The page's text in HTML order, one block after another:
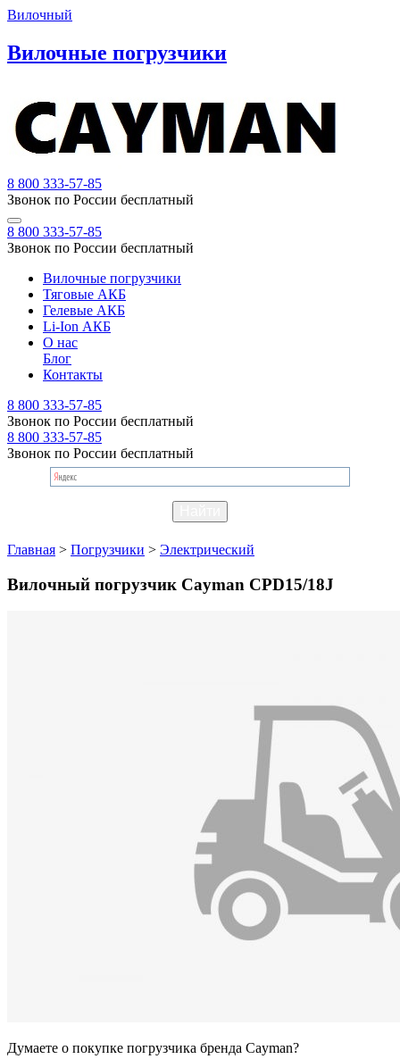
Вилочный
Вилочные погрузчики
8 800 333-57-85
Звонок по России бесплатный
8 800 333-57-85
Звонок по России бесплатный
Вилочные погрузчики
Тяговые АКБ
Гелевые АКБ
Li-Ion АКБ
О нас
Блог
Контакты
8 800 333-57-85
Звонок по России бесплатный
8 800 333-57-85
Звонок по России бесплатный
Главная > Погрузчики > Электрический
Вилочный погрузчик Cayman CPD15/18J
Думаете о покупке погрузчика бренда Cayman?